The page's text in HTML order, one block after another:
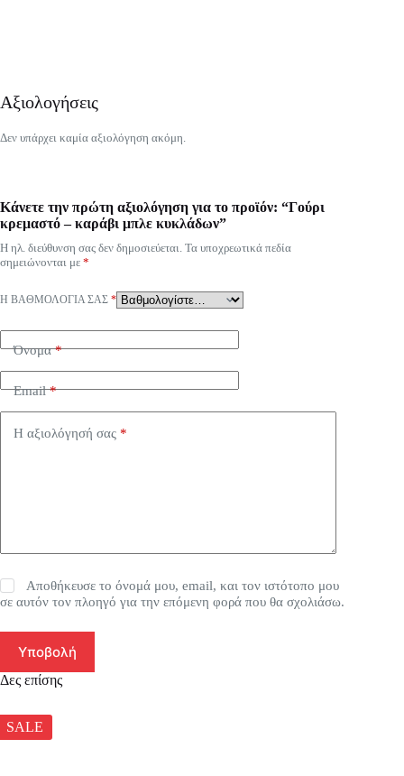
Αξιολογήσεις
Δεν υπάρχει καμία αξιολόγηση ακόμη.
Κάνετε την πρώτη αξιολόγηση για το προϊόν: “Γούρι
κρεμαστό – καράβι μπλε κυκλάδων”
Η ηλ. διεύθυνση σας δεν δημοσιεύεται. Τα υποχρεωτικά πεδία
σημειώνονται με *
Η ΒΑΘΜΟΛΟΓΊΑ ΣΑΣ *
Όνομα*
Email*
Η αξιολόγησή σας *
Αποθήκευσε το όνομά μου, email, και τον ιστότοπο μου
σε αυτόν τον πλοηγό για την επόμενη φορά που θα σχολιάσω.
Υποβολή
Δες επίσης
SALE